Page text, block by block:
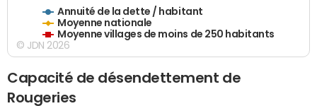
Annuité de la dette / habitant
Moyenne nationale
Moyenne villages de moins de 250 habitants
© JDN 2026
Capacité de désendettement de
Rougeries